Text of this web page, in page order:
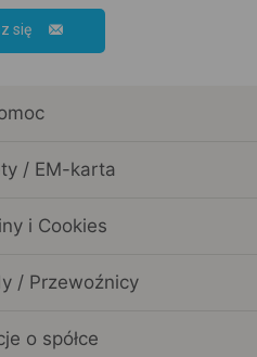
się
/ EM-karta
i Cookies
/ Przewoźnicy
o spółce